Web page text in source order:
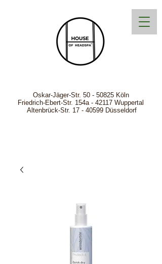
Oskar-Jäger-Str. 50 - 50825Köln
Friedrich-Ebert-Str. 154a - 42117 Wuppertal
Altenbrück-Str. 17 - 40599 Düsseldorf